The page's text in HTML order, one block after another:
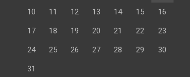
10 11 12 13 14 15 16
17 18 19 20 21 22 23
24 25 26 27 28 29 30
31